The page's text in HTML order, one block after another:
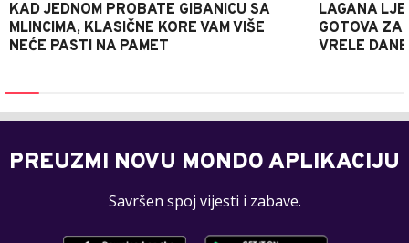
KAD JEDNOM PROBATE GIBANICU SA
MLINCIMA, KLASIČNE KORE VAM VIŠE
NEĆE PASTI NA PAMET
LAGANA
GOTOVA ZA
VRELE DANE
PREUZMI NOVU MONDO APLIKACIJU
Savršen spoj vijesti i zabave.